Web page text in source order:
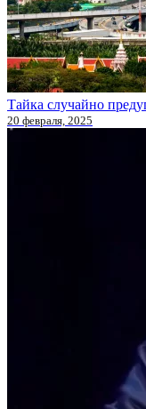
Тайка случайно
20 февраля, 2025